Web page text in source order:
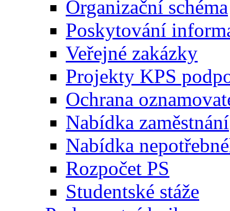
Organizační schéma
Poskytování
Veřejné zakázky
Projekty KPS
Ochrana
Nabídka zaměstnání
Nabídka
Rozpočet PS
Studentské stáže